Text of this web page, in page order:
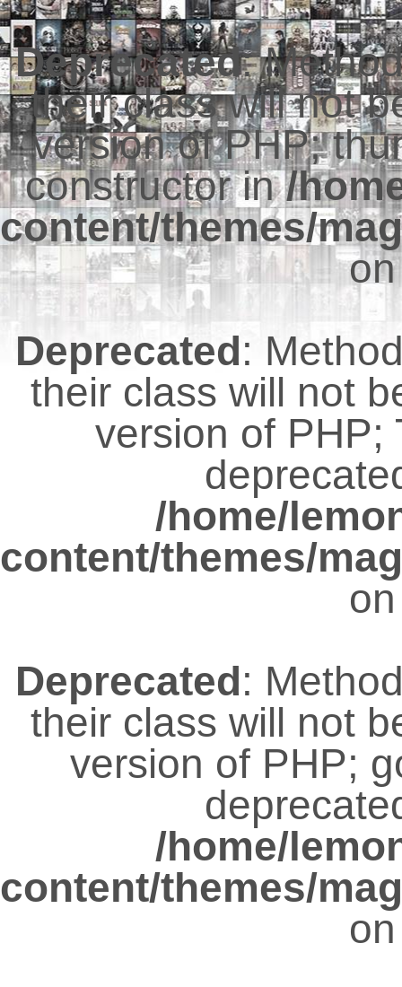
Deprecated:
their class will not
version of PHP;
constructor in/
content/themes/
Deprecated:
their class will not
version of PHP;
/home/
content/themes/
Deprecated:
their class will not
version of PHP;
/home/
content/themes/